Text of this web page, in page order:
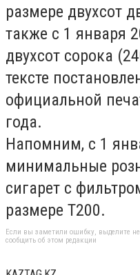
размере двухсот
также с 1 января
двухсот сорока
тексте
официальной
года.
Напомним, с 1
минимальные
сигарет с
размере Т200.
Если вы заметили ошибку, выделите
сообщить об этом редакции